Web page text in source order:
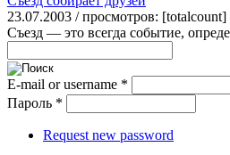
23.07.2003 / просмотров: [totalcount]
Съезд — это всегда событие,
E-mail or username *
Пароль *
Request new password